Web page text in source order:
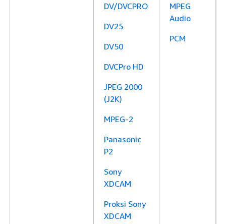
DV/DVCPRO
DV25
DV50
DVCPro HD
JPEG 2000
(J2K)
MPEG-2
Panasonic
P2
Sony
XDCAM
Proksi Sony
XDCAM
MPEG
Audio
PCM